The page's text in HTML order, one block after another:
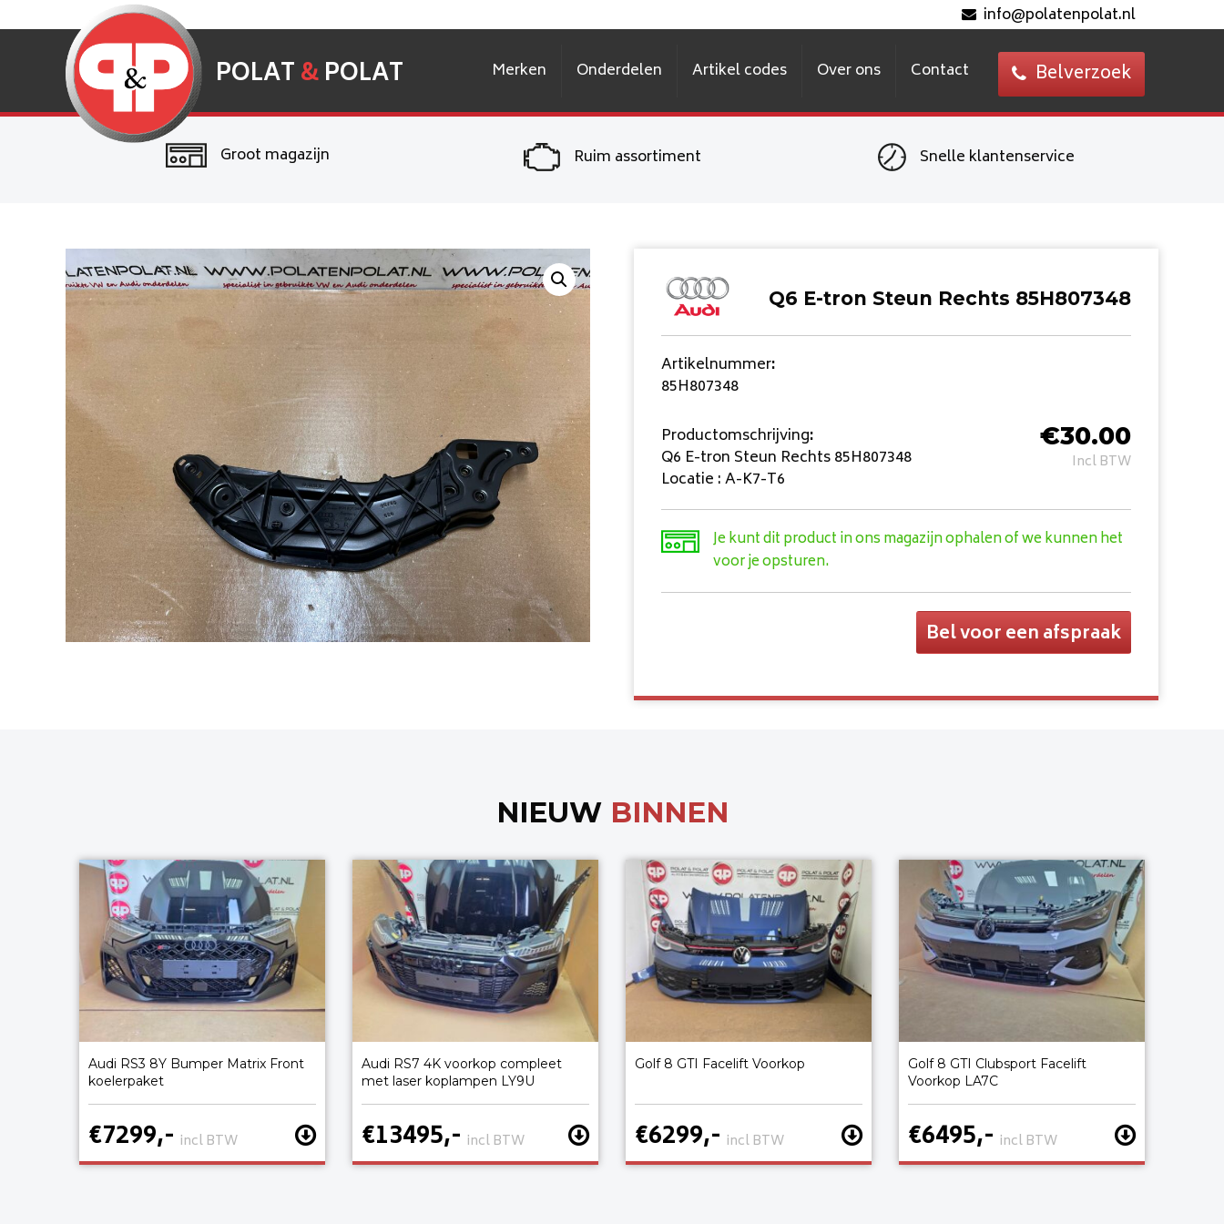
info@polatenpolat.nl
POLAT&POLAT Merken Onderdelen Artikel codes Over ons Contact Belverzoek
Groot magazijn Ruim assortiment Snelle klantenservice
Q6 E-tron Steun Rechts 85H807348
Artikelnummer:
85H807348
Productomschrijving:
Q6 E-tron Steun Rechts 85H807348
Locatie : A-K7-T6
€30.00
Incl BTW
Je kunt dit product in ons magazijn ophalen of we kunnen het
voor je opsturen.
Bel voor een afspraak
NIEUW BINNEN
Audi RS3 8Y Bumper Matrix Front
koelerpaket
€7299,- incl BTW
Audi RS7 4K voorkop compleet
met laser koplampen LY9U
€13495,- incl BTW
Golf 8 GTI Facelift Voorkop
€6299,- incl BTW
Golf 8 GTI Clubsport Facelift
Voorkop LA7C
€6495,- incl BTW